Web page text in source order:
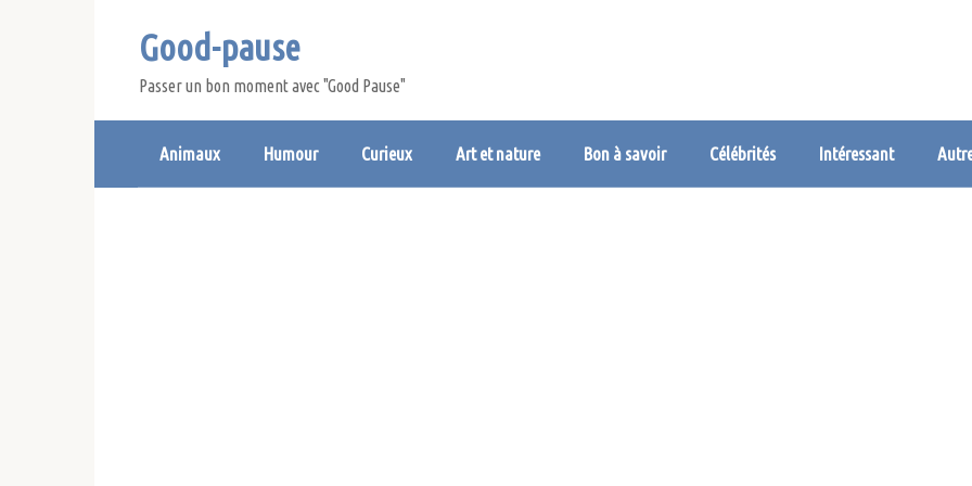
Good-pause
Passer un bon moment avec "Good Pause"
Animaux Humour Curieux Art et nature Bon à savoir Célébrités Intéressant